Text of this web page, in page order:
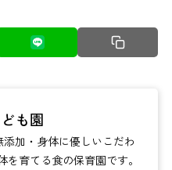
も園
添加・身体に優しいこだわ
を育てる食の保育園です。